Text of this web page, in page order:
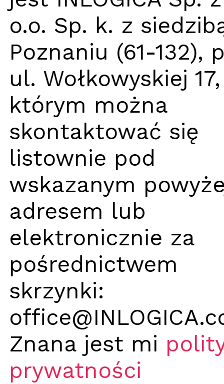
o.o. Sp. k. z
Poznaniu (61-132),
ul. Wołkowyskiej
którym można
skontaktować się
listownie pod
wskazanym
adresem lub
elektronicznie za
pośrednictwem
skrzynki:
Znana jest mi
prywatności